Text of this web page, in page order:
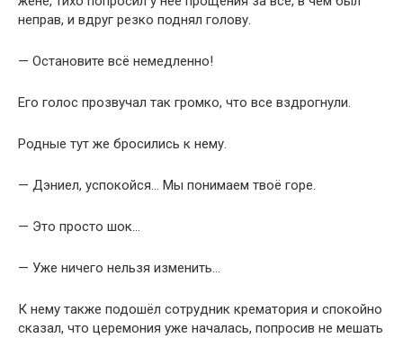
неправ, и вдруг резко поднял голову.
— Остановите всё немедленно!
Его голос прозвучал так громко, что все вздрогнули.
Родные тут же бросились к нему.
— Дэниел, успокойся… Мы понимаем твоё горе.
— Это просто шок…
— Уже ничего нельзя изменить…
К нему также подошёл сотрудник крематория и спокойно
сказал, что церемония уже началась, попросив не мешать